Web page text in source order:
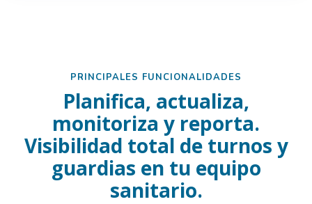
PRINCIPALES FUNCIONALIDADES
Planifica, actualiza,
monitoriza y reporta.
Visibilidad total de turnos y
guardias en tu equipo
sanitario.